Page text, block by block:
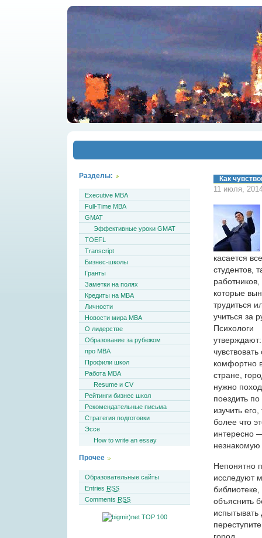
Как
11 июля,
касается
студентов,
работников,
которые
трудиться
учиться за
Психологи
чувствовать
комфортно
стране,
нужно
поездить по
изучить
более что
интересно
Непонятно
исследуют
объяснить
испытывать
город.
Разделы:
Executive MBA
Full-Time MBA
GMAT
Эффективные уроки GMAT
TOEFL
Transcript
Бизнес-школы
Гранты
Заметки на полях
Кредиты на MBA
Личности
Новости мира MBA
О лидерстве
Образование за рубежом
про MBA
Профили школ
Работа MBA
Resume и CV
Рейтинги бизнес школ
Рекомендательные письма
Стратегия подготовки
Эссе
How to write an essay
Прочее
Образовательные сайты
Entries RSS
Comments RSS